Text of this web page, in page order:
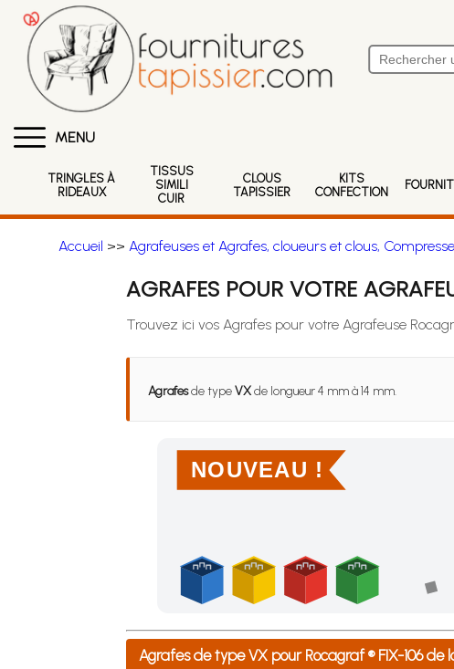
MENU
TRINGLES À
RIDEAUX
TISSUS
SIMILI
CUIR
CLOUS
TAPISSIER
KITS
CONFECTION
Accueil >> Agrafeuses et Agrafes, cloueurs et clous,
AGRAFES POUR VOTRE
Trouvez ici vos Agrafes pour votre Agrafeuse
Agrafesde typeVXde longueur 4 mm à 14 mm.
NOUVEAU !
Achetez 4 sachets ou boîtes d'agrafes ou de
Agrafes de type VX pour Rocagraf ® FIX-106 de